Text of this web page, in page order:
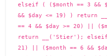
elseif ( ($month == 3 &&
&& $day <= 19) ) return
== 4 && $day >= 20) ||
return __('Stier'); elseif (
21) || ($month == 6 &&